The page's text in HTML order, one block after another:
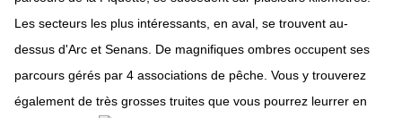
Les secteurs les plus intéressants, en aval, se trouvent au-
dessus d'Arc et Senans. De magnifiques ombres occupent ses
parcours gérés par 4 associations de pêche. Vous y trouverez
également de très grosses truites que vous pourrez leurrer en